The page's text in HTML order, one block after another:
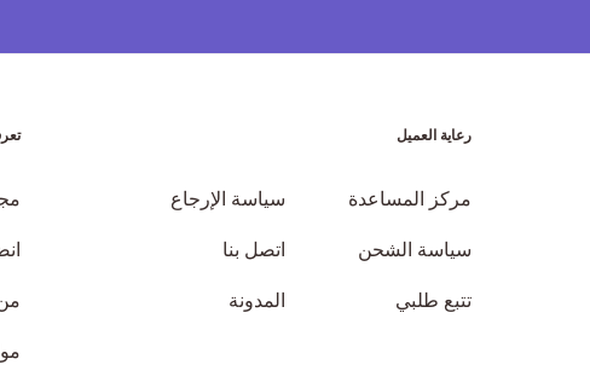
رعاية العميل
مركز المساعدة
سياسة الإرجاع
سياسة الشحن
اتصل بنا
تتبع طلبي
المدونة